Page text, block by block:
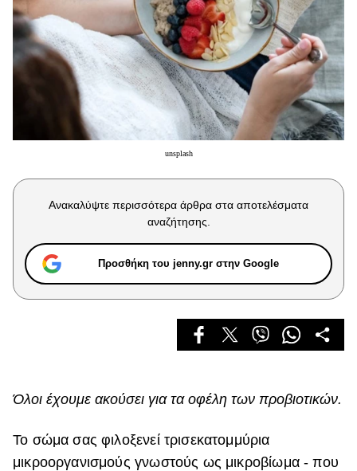
Woman Power
Parenting
Working Girl
Πρόσωπα
Celebrities
Συνεντεύξεις
True Stories
Ask the Guru
Success Stories
Cooking
Green
unsplash
Ανακαλύψτε περισσότερα άρθρα στα αποτελέσματα
αναζήτησης.
Προσθήκη του jenny.gr στην Google
Όλοι έχουμε ακούσει για τα οφέλη των προβιοτικών.
Το σώμα σας φιλοξενεί τρισεκατομμύρια
μικροοργανισμούς γνωστούς ως μικροβίωμα - που